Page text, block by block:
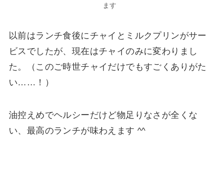
ます
以前はランチ食後にチャイとミルクプリンがサー
ビスでしたが、現在はチャイのみに変わりまし
た。（このご時世チャイだけでもすごくありがた
い……！）
油控えめでヘルシーだけど物足りなさが全くな
い、最高のランチが味わえます ^^